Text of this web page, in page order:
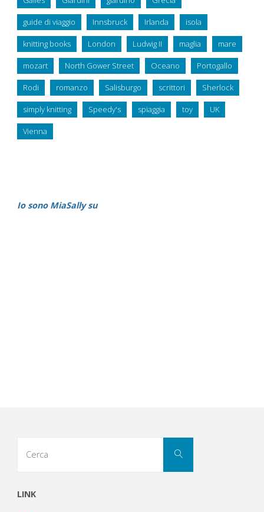
guide di viaggio Innsbruck Irlanda isola
knitting books London Ludwig II maglia mare
mozart North Gower Street Oceano Portogallo
Rodi romanzo Salisburgo scrittori Sherlock
simply knitting Speedy's spiaggia toy UK
Vienna
Io sono MiaSally su
Cerca
LINK